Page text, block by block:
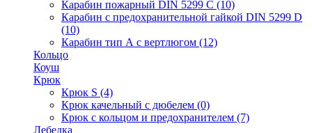
Карабин пожарный DIN 5299 C (10)
Карабин с предохранительной гайкой DIN 5299 D
(10)
Карабин тип А с вертлюгом (12)
Кольцо
Коуш
Крюк
Крюк S (4)
Крюк качельный с дюбелем (0)
Крюк с кольцом и предохранителем (7)
Лебедка